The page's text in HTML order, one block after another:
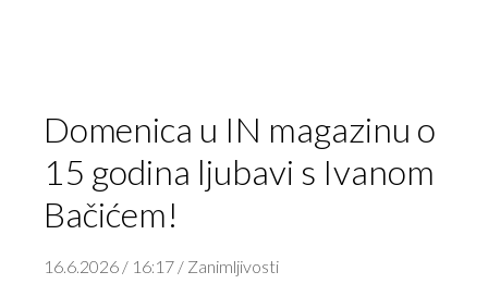
Domenica u IN magazinu o
15 godina ljubavi s Ivanom
Bačićem!
16.6.2026 / 16:17 / Zanimljivosti